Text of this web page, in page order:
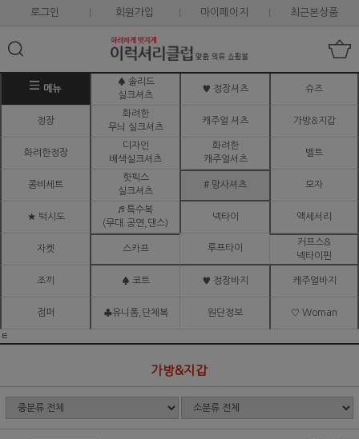
로그인 회원가입 마이페이지 최근본상품
메뉴
♠ 솔리드
실크셔츠
♥ 정장셔츠 슈즈
정장
화려한
무늬 실크셔츠
캐주얼 셔츠 가방&지갑
화려한정장
디자인
배색실크셔츠
화려한
캐주얼셔츠
벨트
콤비세트
핫픽스
실크셔츠
# 망사셔츠 모자
★ 턱시도
♬ 특수복
(무대.공연,댄스)
넥타이 액세서리
자켓 스카프 루프타이
커프스&
넥타이핀
조끼 ♠ 코트 ♥ 정장바지 캐주얼바지
점퍼 ♣유니폼,단체복 원단정보 ♡ Woman
ㅌ
가방&지갑